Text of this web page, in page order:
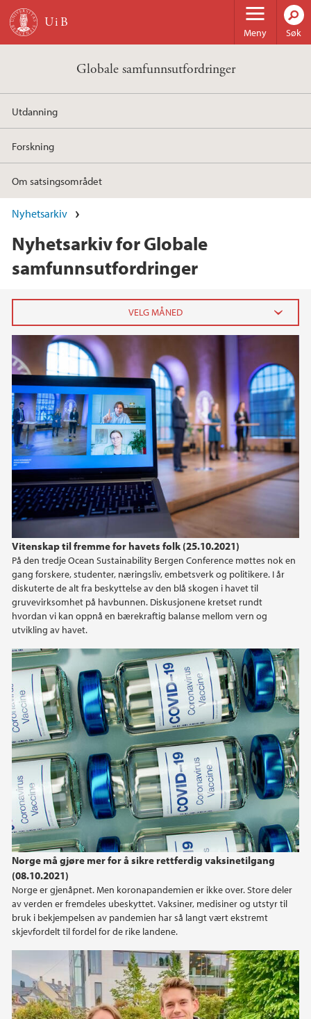
Hopp til hovedinnhold
Meny Søk
Globale samfunnsutfordringer
Utdanning
Forskning
Om satsingsområdet
Nyhetsarkiv
Nyhetsarkiv for Globale
samfunnsutfordringer
Vitenskap til fremme for havets folk (25.10.2021)
På den tredje Ocean Sustainability Bergen Conference møttes nok en
gang forskere, studenter, næringsliv, embetsverk og politikere. I år
diskuterte de alt fra beskyttelse av den blå skogen i havet til
gruvevirksomhet på havbunnen. Diskusjonene kretset rundt
hvordan vi kan oppnå en bærekraftig balanse mellom vern og
utvikling av havet.
Norge må gjøre mer for å sikre rettferdig vaksinetilgang
(08.10.2021)
Norge er gjenåpnet. Men koronapandemien er ikke over. Store deler
av verden er fremdeles ubeskyttet. Vaksiner, medisiner og utstyr til
bruk i bekjempelsen av pandemien har så langt vært ekstremt
skjevfordelt til fordel for de rike landene.
juni (2)
februar (1)
januar (2)
2025
2024
2023
2022
2021
2020
2019
2018
2017
2016
2015